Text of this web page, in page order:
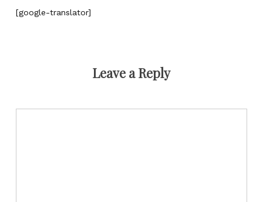
[google-translator]
Leave a Reply